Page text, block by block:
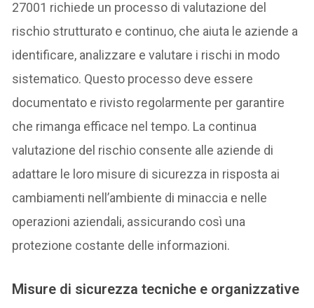
27001 richiede un processo di valutazione del
rischio strutturato e continuo, che aiuta le aziende a
identificare, analizzare e valutare i rischi in modo
sistematico. Questo processo deve essere
documentato e rivisto regolarmente per garantire
che rimanga efficace nel tempo. La continua
valutazione del rischio consente alle aziende di
adattare le loro misure di sicurezza in risposta ai
cambiamenti nell’ambiente di minaccia e nelle
operazioni aziendali, assicurando così una
protezione costante delle informazioni.
Misure di sicurezza tecniche e organizzative